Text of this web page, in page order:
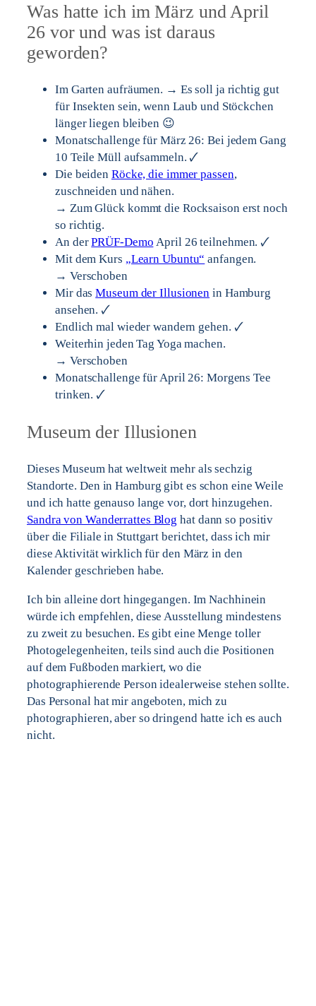
Was hatte ich im März und April
26 vor und was ist daraus
geworden?
Im Garten aufräumen. → Es soll ja richtig gut
für Insekten sein, wenn Laub und Stöckchen
länger liegen bleiben 😉
Monatschallenge für März 26: Bei jedem Gang
10 Teile Müll aufsammeln. 🗸
Die beiden Röcke, die immer passen,
zuschneiden und nähen.
→ Zum Glück kommt die Rocksaison erst noch
so richtig.
An derPRÜF-Demo April 26 teilnehmen. 🗸
Mit dem Kurs „Learn Ubuntu“ anfangen.
→ Verschoben
Mir dasMuseum der Illusionen in Hamburg
ansehen. 🗸
Endlich mal wieder wandern gehen. 🗸
Weiterhin jeden Tag Yoga machen.
→ Verschoben
Monatschallenge für April 26: Morgens Tee
trinken. 🗸
Museum der Illusionen
Dieses Museum hat weltweit mehr als sechzig
Standorte. Den in Hamburg gibt es schon eine Weile
und ich hatte genauso lange vor, dort hinzugehen.
Sandra von Wanderrattes Blog hat dann so positiv
über die Filiale in Stuttgart berichtet, dass ich mir
diese Aktivität wirklich für den März in den
Kalender geschrieben habe.
Ich bin alleine dort hingegangen. Im Nachhinein
würde ich empfehlen, diese Ausstellung mindestens
zu zweit zu besuchen. Es gibt eine Menge toller
Photogelegenheiten, teils sind auch die Positionen
auf dem Fußboden markiert, wo die
photographierende Person idealerweise stehen sollte.
Das Personal hat mir angeboten, mich zu
photographieren, aber so dringend hatte ich es auch
nicht.